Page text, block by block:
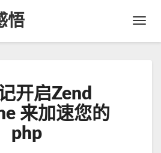
Toggle
悟
忘
记
开
启
开启Zend
来加速您的
php